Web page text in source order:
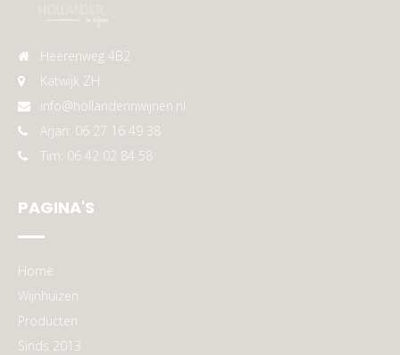
Heerenweg 4B2
Katwijk ZH
info@hollanderinwijnen.nl
Arjan: 06 27 16 49 38
Tim: 06 42 02 84 58
PAGINA'S
Home
Wijnhuizen
Producten
Sinds 2013